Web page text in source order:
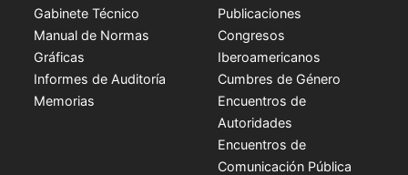
Gabinete Técnico
Manual de Normas
Gráficas
Informes de Auditoría
Memorias
Publicaciones
Congresos
Iberoamericanos
Cumbres de Género
Encuentros de
Autoridades
Encuentros de
Comunicación Pública